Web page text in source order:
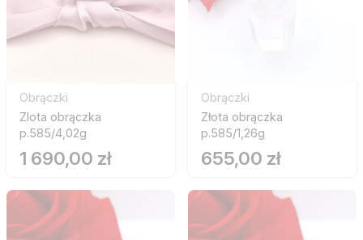
Obrączki
Zlota obrączka
p.585/4,02g
1 690,00 zł
Obrączki
Złota obrączka
p.585/1,26g
655,00 zł